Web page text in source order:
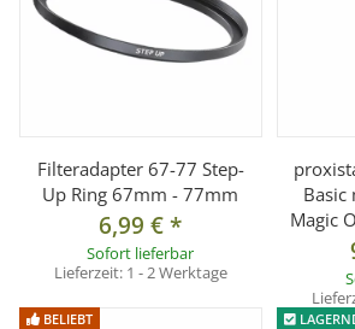
Lieferumfang:
1x Objektivdeckel 77mm mit Easy-Snap-
Filteradapter 67-77 Step-
Up Ring 67mm - 77mm
6,99 €*
Sofort lieferbar
Lieferzeit: 1 - 2 Werktage
Basic
Magic
BELIEBT